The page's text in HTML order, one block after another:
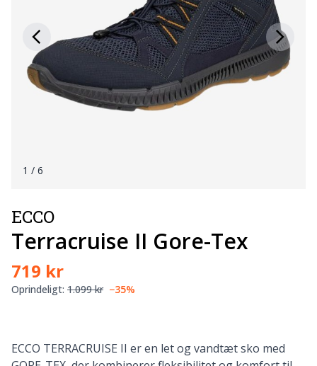
1 / 6
ECCO
Terracruise II Gore-Tex
719 kr
Oprindeligt: 1.099 kr −35%
ECCO TERRACRUISE II er en let og vandtæt sko med